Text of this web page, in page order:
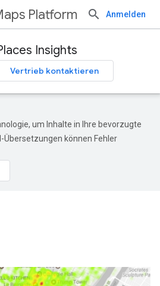
Platform Anmelden
Insights
Vertrieb kontaktieren
um Inhalte in Ihre bevorzugte
Übersetzungen können Fehler